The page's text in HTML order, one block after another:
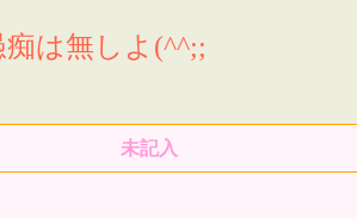
は無しよ(^^;;
未記入